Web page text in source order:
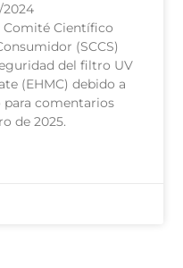
2024
Comité Científico
(SCCS)
del filtro UV
(EHMC) debido a
para comentarios
de 2025.